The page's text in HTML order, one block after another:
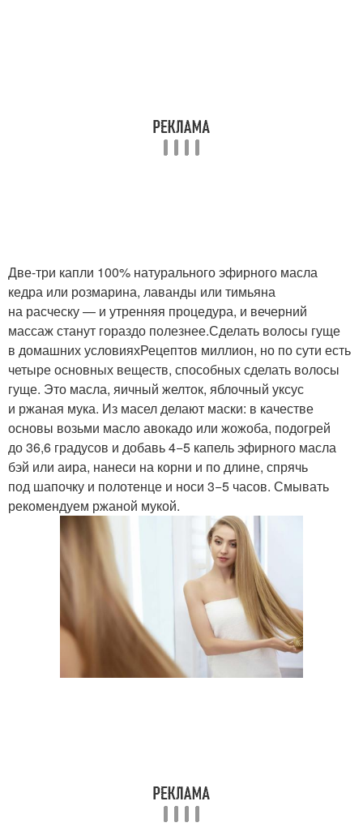
Две-три капли 100% натурального эфирного масла
кедра или розмарина, лаванды или тимьяна
на расческу — и утренняя процедура, и вечерний
массаж станут гораздо полезнее.Сделать волосы гуще
в домашних условияхРецептов миллион, но по сути есть
четыре основных веществ, способных сделать волосы
гуще. Это масла, яичный желток, яблочный уксус
и ржаная мука. Из масел делают маски: в качестве
основы возьми масло авокадо или жожоба, подогрей
до 36,6 градусов и добавь 4−5 капель эфирного масла
бэй или аира, нанеси на корни и по длине, спрячь
под шапочку и полотенце и носи 3−5 часов. Смывать
рекомендуем ржаной мукой.